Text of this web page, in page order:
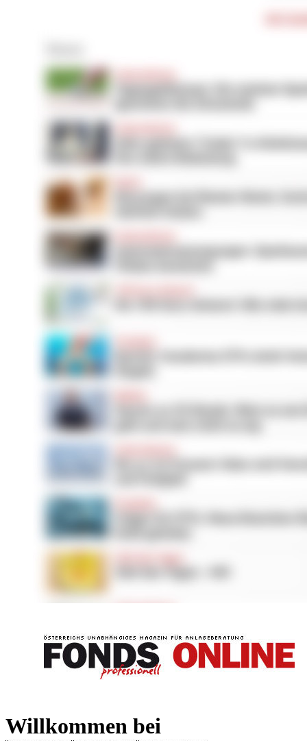
Willkommen bei